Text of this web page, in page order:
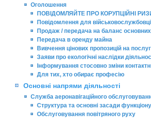
Оголошення
ПОВІДОМЛЯЙТЕ ПРО КОРУПЦІЙНІ
Повідомлення для
Продаж / передача на баланс основних
Передача в оренду майна
Вивчення цінових пропозицій на
Заяви про екологічні наслідки
Інформування стосовно зміни
Для тих, хто обирає професію
Основні напрями діяльності
Служба аеронавігаційного
Структура та основні засади
Обслуговування повітряного руху